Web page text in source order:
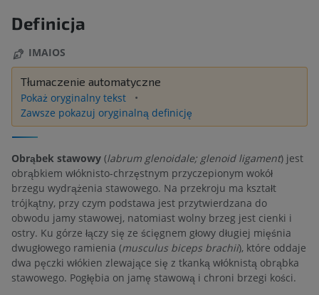
Definicja
IMAIOS
Tłumaczenie automatyczne
Pokaż oryginalny tekst
Zawsze pokazuj oryginalną definicję
Obrąbek stawowy (labrum glenoidale; glenoid ligament) jest
obrąbkiem włóknisto-chrzęstnym przyczepionym wokół
brzegu wydrążenia stawowego. Na przekroju ma kształt
trójkątny, przy czym podstawa jest przytwierdzana do
obwodu jamy stawowej, natomiast wolny brzeg jest cienki i
ostry. Ku górze łączy się ze ścięgnem głowy długiej mięśnia
dwugłowego ramienia (musculus biceps brachii), które oddaje
dwa pęczki włókien zlewające się z tkanką włóknistą obrąbka
stawowego. Pogłębia on jamę stawową i chroni brzegi kości.